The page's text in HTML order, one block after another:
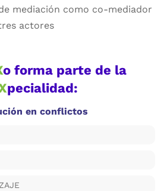
mediación como co-mediador
actores
o forma parte de la
pecialidad:
en conflictos